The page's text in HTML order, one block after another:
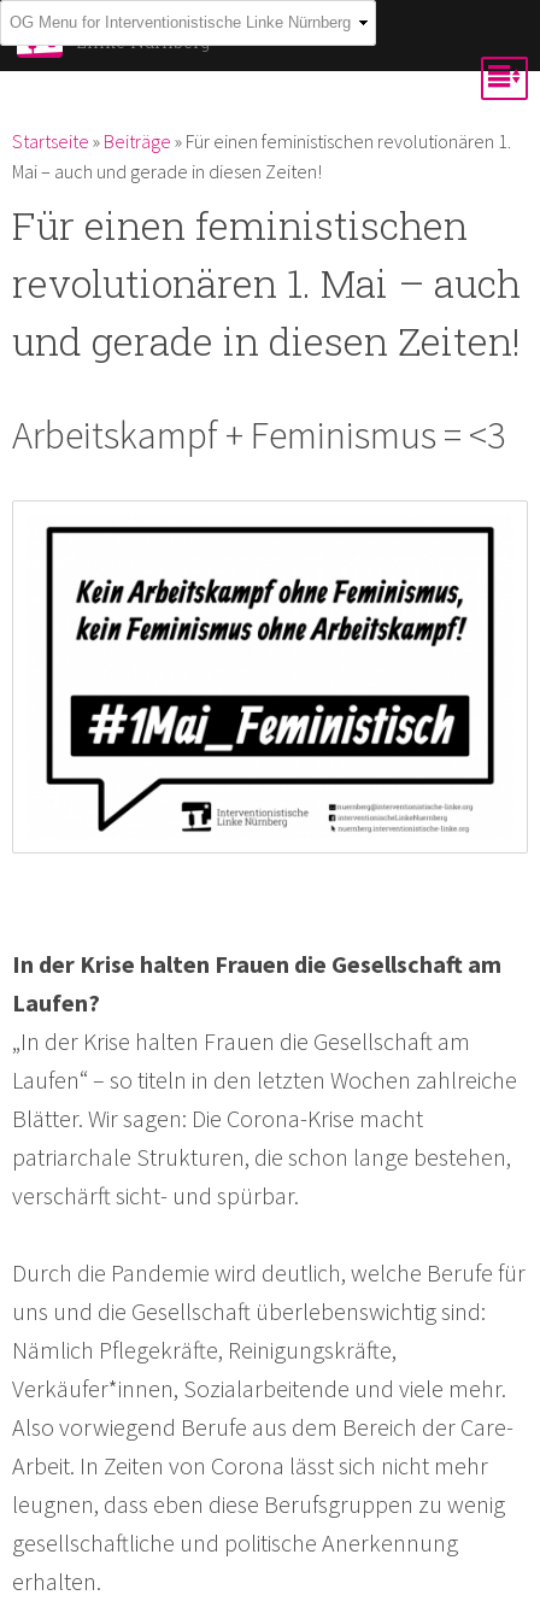
Direkt
zum
Inhalt
Interventionistische
Linke Nürnberg
Du bist hier
Startseite » Beiträge » Für einen feministischen revolutionären 1.
Mai – auch und gerade in diesen Zeiten!
Für einen feministischen
revolutionären 1. Mai – auch
und gerade in diesen Zeiten!
Arbeitskampf + Feminismus = <3
In der Krise halten Frauen die Gesellschaft am
Laufen?
„In der Krise halten Frauen die Gesellschaft am
Laufen“ – so titeln in den letzten Wochen zahlreiche
Blätter. Wir sagen: Die Corona-Krise macht
patriarchale Strukturen, die schon lange bestehen,
verschärft sicht- und spürbar.
Durch die Pandemie wird deutlich, welche Berufe für
uns und die Gesellschaft überlebenswichtig sind:
Nämlich Pflegekräfte, Reinigungskräfte,
Verkäufer*innen, Sozialarbeitende und viele mehr.
Also vorwiegend Berufe aus dem Bereich der Care-
Arbeit. In Zeiten von Corona lässt sich nicht mehr
leugnen, dass eben diese Berufsgruppen zu wenig
gesellschaftliche und politische Anerkennung
erhalten.